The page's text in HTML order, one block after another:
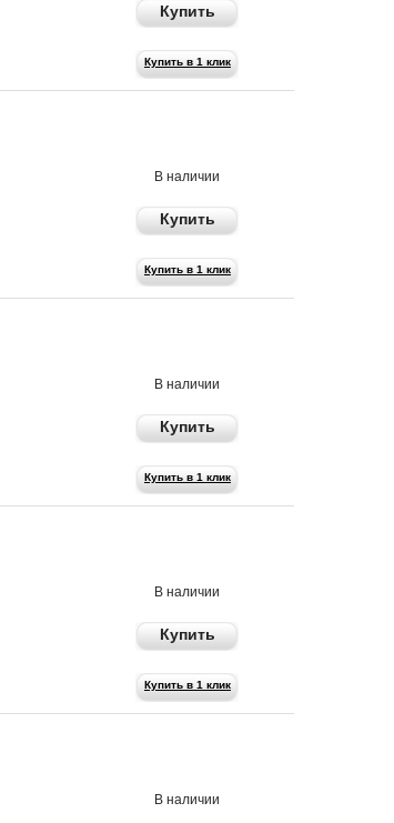
Купить
Купить в 1 клик
В наличии
Купить
Купить в 1 клик
В наличии
Купить
Купить в 1 клик
В наличии
Купить
Купить в 1 клик
В наличии